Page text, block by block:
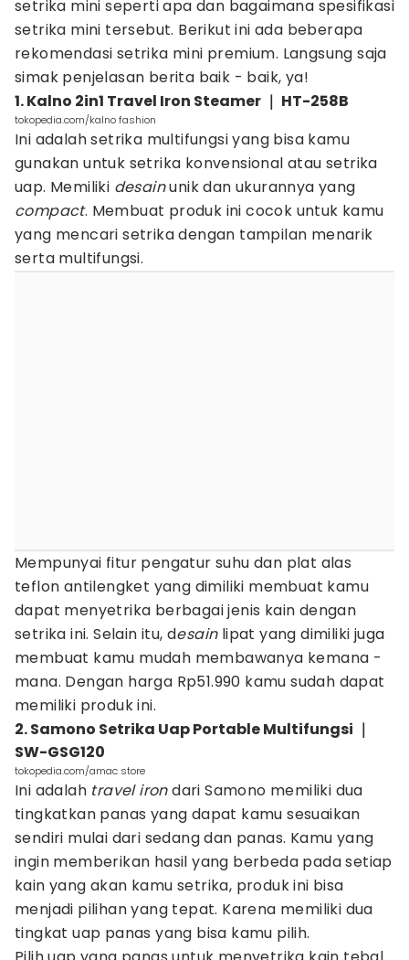
setrika mini seperti apa dan bagaimana spesifikasi
setrika mini tersebut. Berikut ini ada beberapa
rekomendasi setrika mini premium. Langsung saja
simak penjelasan berita baik - baik, ya!
1. Kalno 2in1 Travel Iron Steamer ｜ HT-258B
tokopedia.com/kalno fashion
Ini adalah setrika multifungsi yang bisa kamu
gunakan untuk setrika konvensional atau setrika
uap. Memiliki desainunik dan ukurannya yang
compact. Membuat produk ini cocok untuk kamu
yang mencari setrika dengan tampilan menarik
serta multifungsi.
Mempunyai fitur pengatur suhu dan plat alas
teflon antilengket yang dimiliki membuat kamu
dapat menyetrika berbagai jenis kain dengan
setrika ini. Selain itu, desainlipat yang dimiliki juga
membuat kamu mudah membawanya kemana -
mana. Dengan harga Rp51.990 kamu sudah dapat
memiliki produk ini.
2. Samono Setrika Uap Portable Multifungsi ｜
SW-GSG120
tokopedia.com/amac store
Ini adalah travel irondari Samono memiliki dua
tingkatkan panas yang dapat kamu sesuaikan
sendiri mulai dari sedang dan panas. Kamu yang
ingin memberikan hasil yang berbeda pada setiap
kain yang akan kamu setrika, produk ini bisa
menjadi pilihan yang tepat. Karena memiliki dua
tingkat uap panas yang bisa kamu pilih.